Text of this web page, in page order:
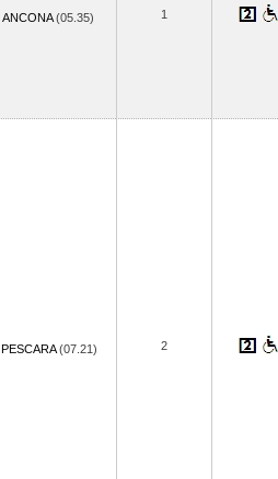
ANCONA(05.35) 1
PESCARA(07.21) 2